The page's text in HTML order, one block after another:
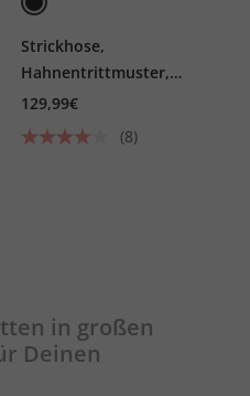
Strickhose,
Hahnentrittmuster,
Elastikbund, Bindeband
129,99€
(8)
in großen
Deinen